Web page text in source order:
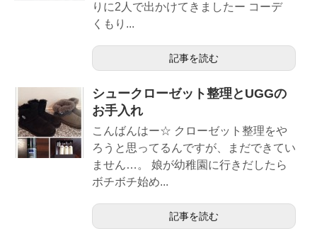
りに2人で出かけてきましたー コーデ
くもり...
記事を読む
シュークローゼット整理とUGGの
お手入れ
こんばんはー☆ クローゼット整理をや
ろうと思ってるんですが、まだできてい
ません…。 娘が幼稚園に行きだしたら
ボチボチ始め...
記事を読む